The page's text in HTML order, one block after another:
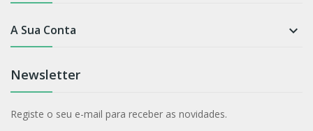
A Sua Conta 
Newsletter
Registe o seu e-mail para receber as novidades.